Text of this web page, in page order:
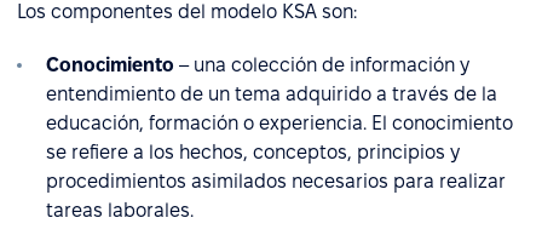
Los componentes del modelo KSA son:
Conocimiento – una colección de información y
entendimiento de un tema adquirido a través de la
educación, formación o experiencia. El conocimiento
se refiere a los hechos, conceptos, principios y
procedimientos asimilados necesarios para realizar
tareas laborales.